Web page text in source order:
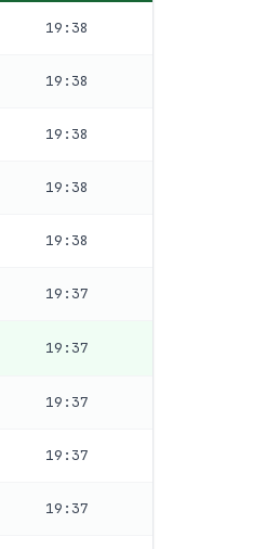
19:38
19:38
19:38
19:38
19:38
19:37
19:37
19:37
19:37
19:37